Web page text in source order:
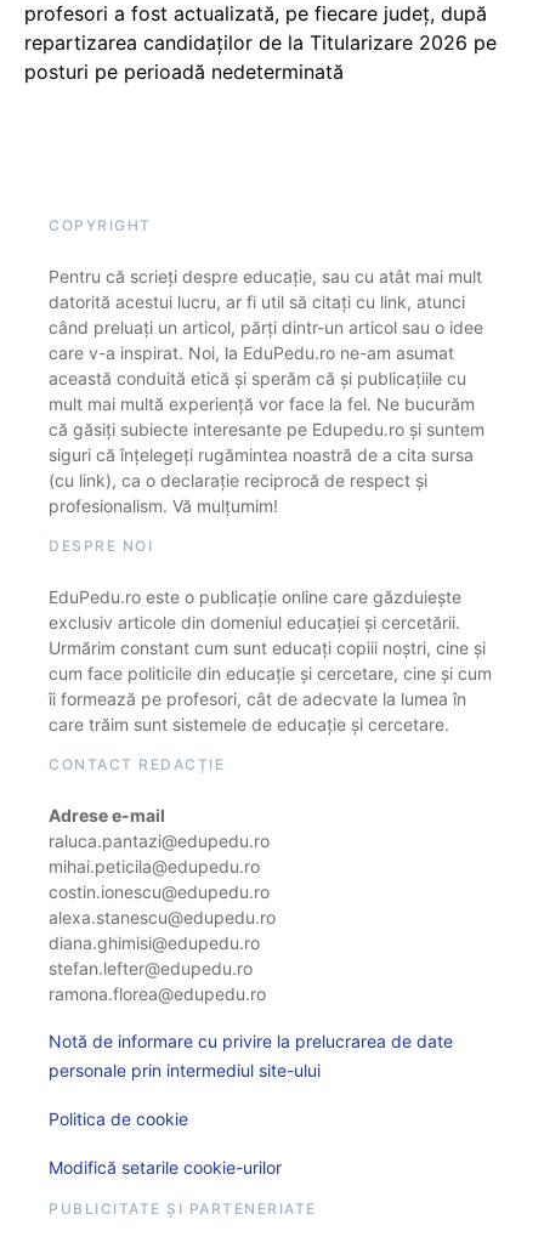
profesori a fost actualizată, pe fiecare județ, după
repartizarea candidaților de la Titularizare 2026 pe
posturi pe perioadă nedeterminată
COPYRIGHT
Pentru că scrieți despre educație, sau cu atât mai mult
datorită acestui lucru, ar fi util să citați cu link, atunci
când preluați un articol, părți dintr-un articol sau o idee
care v-a inspirat. Noi, la EduPedu.ro ne-am asumat
această conduită etică și sperăm că și publicațiile cu
mult mai multă experiență vor face la fel. Ne bucurăm
că găsiți subiecte interesante pe Edupedu.ro și suntem
siguri că înțelegeți rugămintea noastră de a cita sursa
(cu link), ca o declarație reciprocă de respect și
profesionalism. Vă mulțumim!
DESPRE NOI
EduPedu.ro este o publicație online care găzduiește
exclusiv articole din domeniul educației și cercetării.
Urmărim constant cum sunt educați copiii noștri, cine și
cum face politicile din educație și cercetare, cine și cum
îi formează pe profesori, cât de adecvate la lumea în
care trăim sunt sistemele de educație și cercetare.
CONTACT REDACȚIE
Adrese e-mail
raluca.pantazi@edupedu.ro
mihai.peticila@edupedu.ro
costin.ionescu@edupedu.ro
alexa.stanescu@edupedu.ro
diana.ghimisi@edupedu.ro
stefan.lefter@edupedu.ro
ramona.florea@edupedu.ro
Notă de informare cu privire la prelucrarea de date
personale prin intermediul site-ului
Politica de cookie
Modifică setarile cookie-urilor
PUBLICITATE ȘI PARTENERIATE